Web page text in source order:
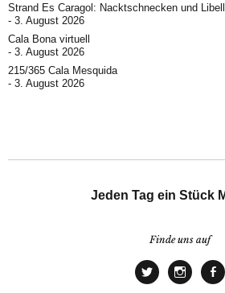
Strand Es Caragol: Nacktschnecken und
3. August 2026
Cala Bona virtuell
3. August 2026
215/365 Cala Mesquida
3. August 2026
Jeden Tag ein Stück
Finde uns auf